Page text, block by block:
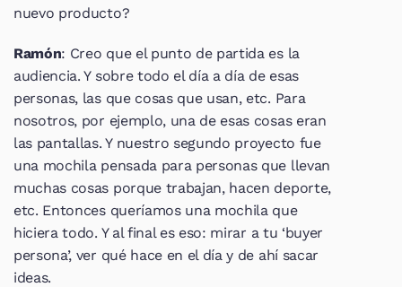
nuevo producto?
Ramón: Creo que el punto de partida es la
audiencia. Y sobre todo el día a día de esas
personas, las que cosas que usan, etc. Para
nosotros, por ejemplo, una de esas cosas eran
las pantallas. Y nuestro segundo proyecto fue
una mochila pensada para personas que llevan
muchas cosas porque trabajan, hacen deporte,
etc. Entonces queríamos una mochila que
hiciera todo. Y al final es eso: mirar a tu ‘buyer
persona’, ver qué hace en el día y de ahí sacar
ideas.